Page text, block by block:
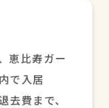
恵比寿ガー
で入居
去費まで、